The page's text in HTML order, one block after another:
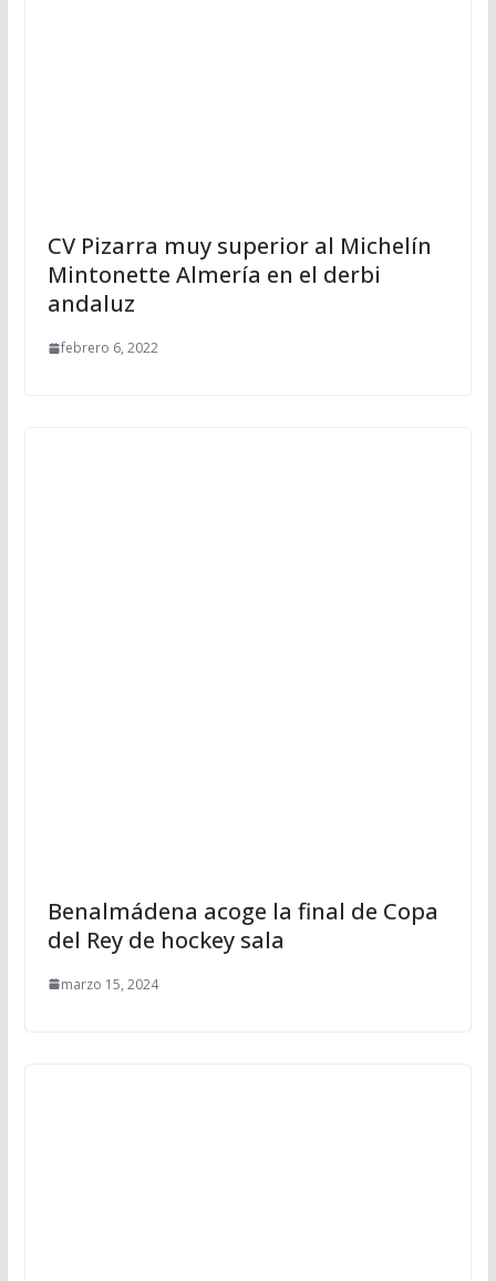
CV Pizarra muy superior al Michelín
Mintonette Almería en el derbi
andaluz
febrero 6, 2022
Benalmádena acoge la final de Copa
del Rey de hockey sala
marzo 15, 2024